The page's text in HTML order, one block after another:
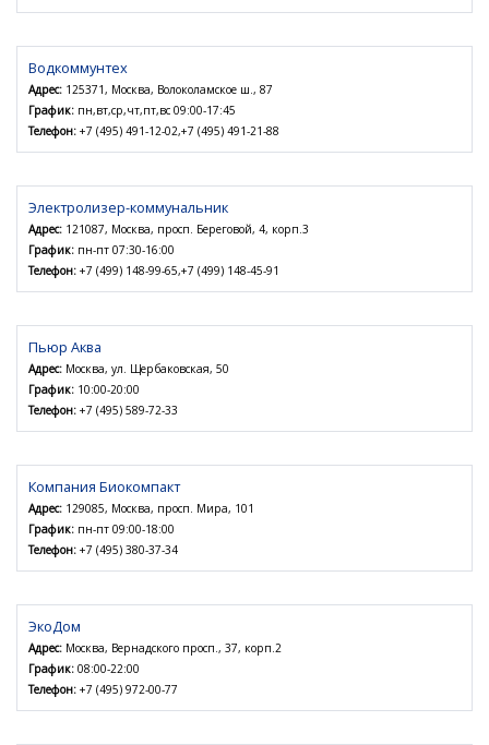
Водкоммунтех
Адрес: 125371, Москва, Волоколамское ш., 87
График: пн,вт,ср,чт,пт,вс 09:00-17:45
Телефон: +7 (495) 491-12-02,+7 (495) 491-21-88
Электролизер-коммунальник
Адрес: 121087, Москва, просп. Береговой, 4, корп.3
График: пн-пт 07:30-16:00
Телефон: +7 (499) 148-99-65,+7 (499) 148-45-91
Пьюр Аква
Адрес: Москва, ул. Щербаковская, 50
График: 10:00-20:00
Телефон: +7 (495) 589-72-33
Компания Биокомпакт
Адрес: 129085, Москва, просп. Мира, 101
График: пн-пт 09:00-18:00
Телефон: +7 (495) 380-37-34
ЭкоДом
Адрес: Москва, Вернадского просп., 37, корп.2
График: 08:00-22:00
Телефон: +7 (495) 972-00-77